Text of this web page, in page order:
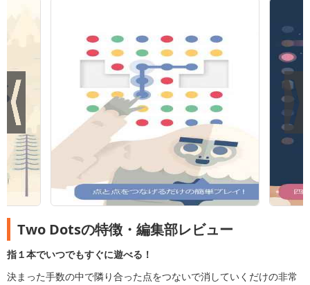
Two Dotsの特徴・編集部レビュー
指１本でいつでもすぐに遊べる！
決まった手数の中で隣り合った点をつないで消していくだけの非常